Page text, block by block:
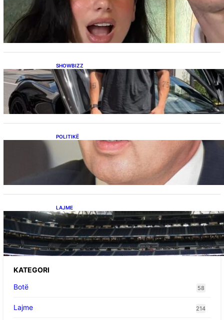
Besnik Qaka rrëfen atmosferën në dasmën e
Dua Lipës: “Një event gjigant me emra
botërorë”
SHOWBIZZ
Ish-banori i Big Brother VIP Kosova, Eduart
Kuqi ua mbyll gojën kritikëve, publikon
dëshmi për supermakinën luksoze
POLITIKË
Përplasja VV-LDK për gazin amerikan,
Kërçeli i përgjigjet Hotit: “Mbrojeni LDK-në, jo
aleancën me SHBA-në”
LAJME
Ish-mesfushori i Real Madridit dhe
Argjentinës,shtrohet urgjentisht në spital pas
problemeve me zemrën, mungon në ndeshjet
e ardhshme
KATEGORI
Botë
58
Lajme 214